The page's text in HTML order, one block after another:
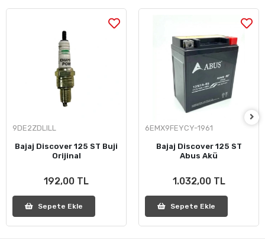
9DE2ZDLILL
Bajaj Discover 125 ST Buji
Orijinal
192,00 TL
Sepete Ekle
6EMX9FEYCY-1961
Bajaj Discover 125 ST
Abus Akü
1.032,00 TL
Sepete Ekle